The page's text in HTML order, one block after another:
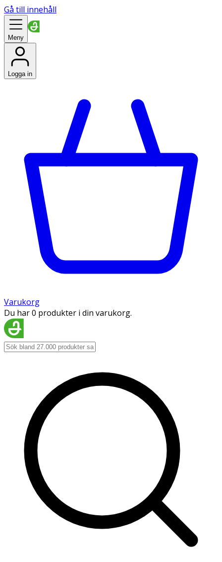
Gå till innehåll
Meny
Logga in
Varukorg
Du har 0 produkter i din varukorg.